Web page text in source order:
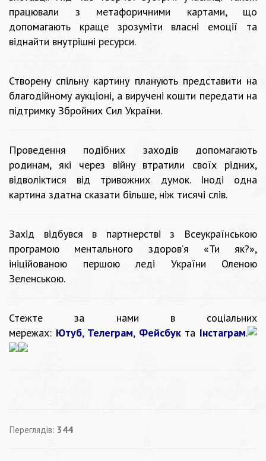
працювали з метафоричними картами, що
допомагають краще зрозуміти власні емоції та
віднайти внутрішні ресурси.
Створену спільну картину планують представити на
благодійному аукціоні, а виручені кошти передати на
підтримку Збройних Сил України.
Проведення подібних заходів допомагають
родинам, які через війну втратили своїх рідних,
відволіктися від тривожних думок. Іноді одна
картина здатна сказати більше, ніж тисячі слів.
Захід відбувся в партнерстві з Всеукраїнською
програмою ментального здоров’я «Ти як?»,
ініційованою першою леді України Оленою
Зеленською.
Стежте за нами в соціальних
мережах: Ютуб, Телеграм, Фейсбукта Інстаграм.
Переглядів: 344